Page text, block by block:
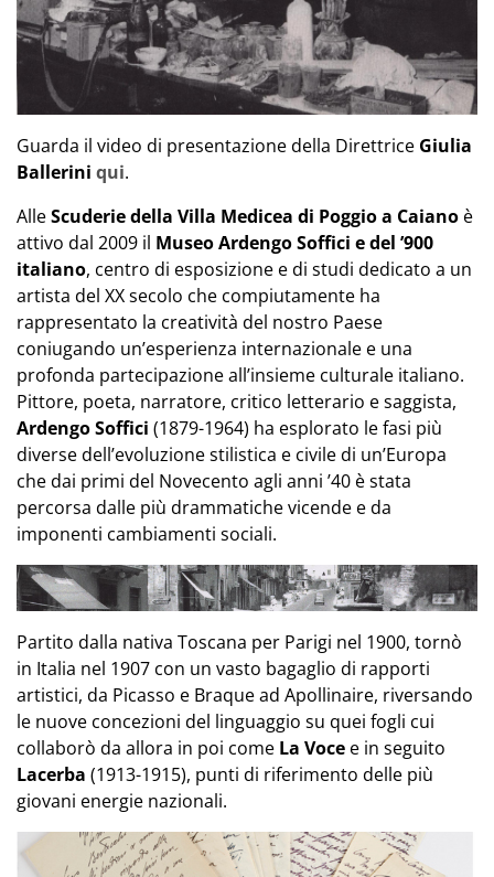
Guarda il video di presentazione della Direttrice Giulia
Ballerini qui.
AlleScuderie della Villa Medicea di Poggio a Caiano è
attivo dal 2009 il Museo Ardengo Soffici e del ’900
italiano, centro di esposizione e di studi dedicato a un
artista del XX secolo che compiutamente ha
rappresentato la creatività del nostro Paese
coniugando un’esperienza internazionale e una
profonda partecipazione all’insieme culturale italiano.
Pittore, poeta, narratore, critico letterario e saggista,
Ardengo Soffici (1879-1964) ha esplorato le fasi più
diverse dell’evoluzione stilistica e civile di un’Europa
che dai primi del Novecento agli anni ’40 è stata
percorsa dalle più drammatiche vicende e da
imponenti cambiamenti sociali.
Partito dalla nativa Toscana per Parigi nel 1900, tornò
in Italia nel 1907 con un vasto bagaglio di rapporti
artistici, da Picasso e Braquead Apollinaire, riversando
le nuove concezioni del linguaggio su quei fogli cui
collaborò da allora in poi come La Voce e in seguito
Lacerba (1913-1915), punti di riferimento delle più
giovani energie nazionali.